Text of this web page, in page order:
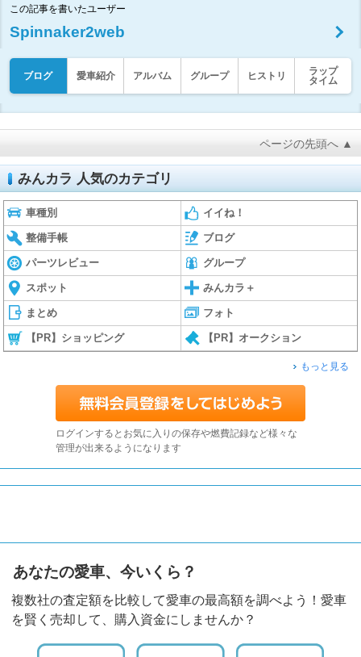
この記事を書いたユーザー
Spinnaker2web
ブログ 愛車紹介 アルバム グループ ヒストリ
ラップ
タイム
ページの先頭へ ▲
みんカラ 人気のカテゴリ
車種別 イイね！
整備手帳 ブログ
パーツレビュー グループ
スポット みんカラ＋
まとめ フォト
【PR】ショッピング 【PR】オークション
もっと見る
ログインするとお気に入りの保存や燃費記録など様々な
管理が出来るようになります
あなたの愛車、今いくら？
複数社の査定額を比較して愛車の最高額を調べよう！愛車
を賢く売却して、購入資金にしませんか？